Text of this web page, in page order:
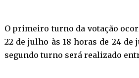
O primeiro turno da votação
22 de julho às 18 horas de 24 de
segundo turno será realizado